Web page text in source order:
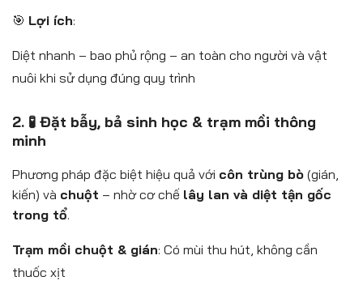
🎯 Lợi ích:
Diệt nhanh – bao phủ rộng – an toàn cho người và vật
nuôi khi sử dụng đúng quy trình
2. 🧪 Đặt bẫy, bả sinh học & trạm mồi thông
minh
Phương pháp đặc biệt hiệu quả với côn trùng bò (gián,
kiến) và chuột – nhờ cơ chế lây lan và diệt tận gốc
trong tổ.
Trạm mồi chuột & gián: Có mùi thu hút, không cần
thuốc xịt